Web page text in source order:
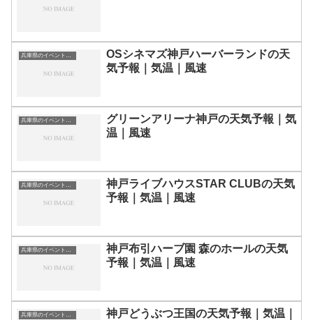
兵庫県のイベント会場一覧
OSシネマズ神戸ハーバーランドの天
気予報｜気温｜風速
兵庫県のイベント会場一覧
グリーンアリーナ神戸の天気予報｜気
温｜風速
神戸ライブハウスSTAR CLUBの天気
予報｜気温｜風速
神戸布引ハーブ園 森のホールの天気
予報｜気温｜風速
神戸どうぶつ王国の天気予報｜気温｜